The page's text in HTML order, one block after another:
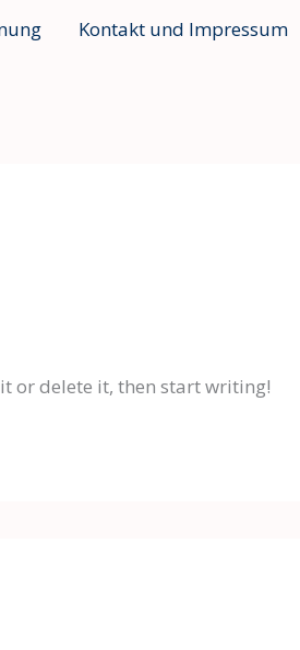
Kontakt und Impressum
or delete it, then start writing!